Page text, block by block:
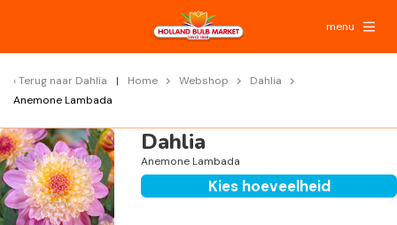
menu
Terug naar Dahlia Home Webshop
Dahlia
Anemone Lambada
Dahlia
Anemone Lambada
Kies hoeveelheid